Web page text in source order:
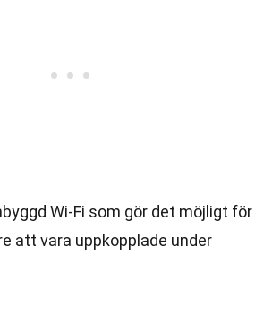
Wi-Fi som gör det möjligt för
att vara uppkopplade under